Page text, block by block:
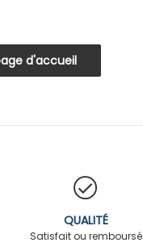
QUALITÉ
Satisfait ou remboursé